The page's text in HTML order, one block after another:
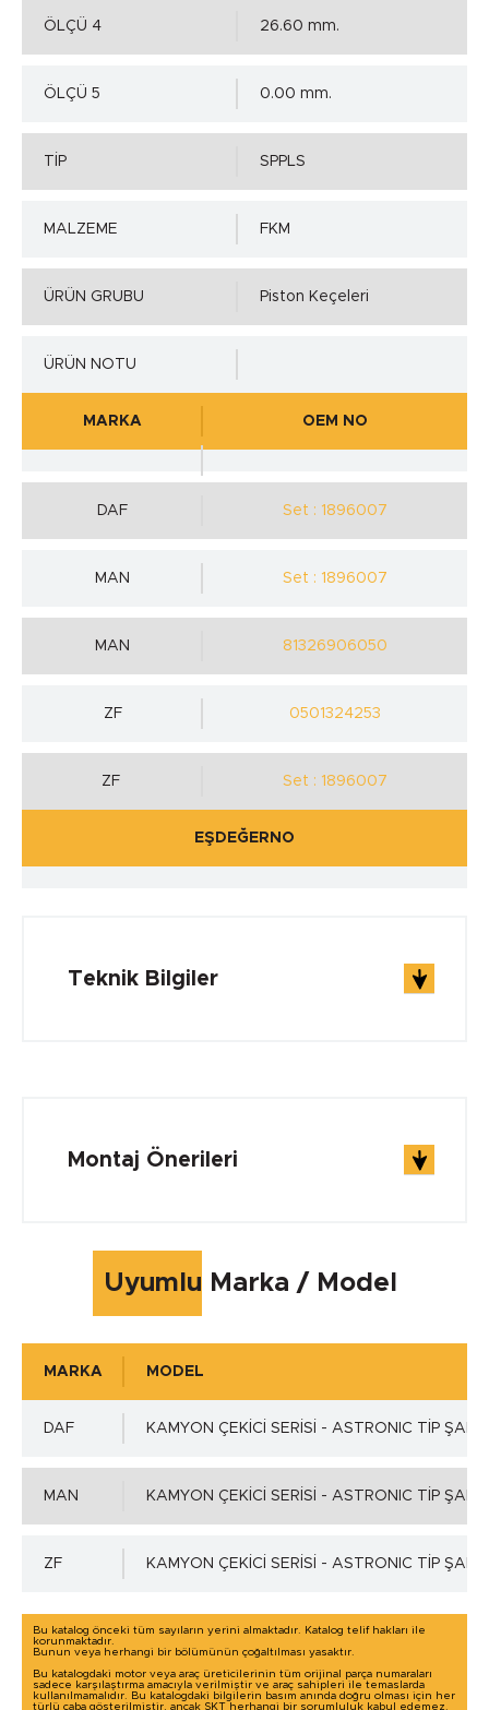
ÖLÇÜ 4 26.60 mm.
ÖLÇÜ 5 0.00 mm.
TİP SPPLS
MALZEME FKM
ÜRÜN GRUBU Piston Keçeleri
ÜRÜN NOTU
MARKA OEM NO
DAF Set : 1896007
MAN Set : 1896007
MAN 81326906050
ZF 0501324253
ZF Set : 1896007
EŞDEĞERNO
Teknik Bilgiler
Çalışma Sıcaklığı max.
Çalışma Basıncı
Mil Toleransı - ISO h11 max.
Montaj Önerileri
Detaylı incelemek için tıklayınız!
Uyumlu Marka / Model
MARKA MODEL
DAF KAMYON ÇEKİCİ SERİSİ - ASTRONIC TİP ŞANZ.
MAN KAMYON ÇEKİCİ SERİSİ - ASTRONIC TİP ŞANZ.
ZF KAMYON ÇEKİCİ SERİSİ - ASTRONIC TİP ŞANZ.
Bu katalog önceki tüm sayıların yerini almaktadır. Katalog telif hakları ile
korunmaktadır.
Bunun veya herhangi bir bölümünün çoğaltılması yasaktır.
Bu katalogdaki motor veya araç üreticilerinin tüm orijinal parça numaraları
sadece karşılaştırma amacıyla verilmiştir ve araç sahipleri ile temaslarda
kullanılmamalıdır. Bu katalogdaki bilgilerin basım anında doğru olması için her
türlü çaba gösterilmiştir, ancak SKT herhangi bir sorumluluk kabul edemez.